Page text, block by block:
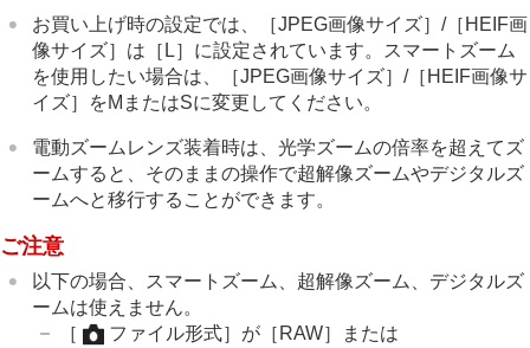
動画を撮影しながら静止画を切り出す
TC/UB設定
画像と音声をライブ配信する
カメラをカスタマイズする
カメラの設定を変更する
スマートフォンでできること
パソコンでできること
資料
お買い上げ時の設定では、 ［JPEG画像サイズ］/［HEIF画
像サイズ］ は ［L］ に設定されています。スマートズーム
を使用したい場合は、
［JPEG画像サイズ］/［HEIF画像サ
イズ］ をMまたはSに変更してください。
電動ズームレンズ装着時は、光学ズームの倍率を超えてズ
ームすると、そのままの操作で超解像ズームやデジタルズ
ームへと移行することができます。
ご注意
以下の場合、スマートズーム、超解像ズーム、デジタルズ
ームは使えません。
［
ファイル形式］ が［RAW］
または